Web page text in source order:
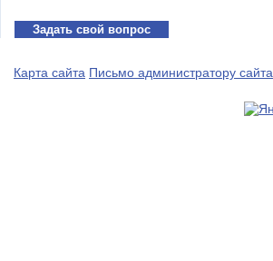
Задать свой вопрос
Карта сайта Письмо администратору сайта